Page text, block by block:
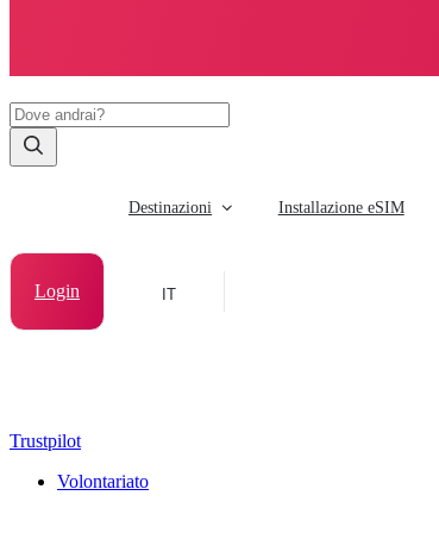
Destinazioni Installazione eSIM
Login IT
Trustpilot
Volontariato